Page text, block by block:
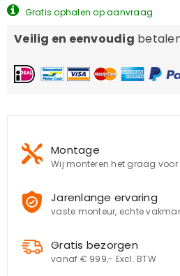
Gratis ophalen op aanvraag
Veilig en eenvoudig
Montage
Wij monteren het graag voor
Jarenlange ervaring
vaste monteur, echte
Gratis bezorgen
vanaf € 999,- Excl. BTW